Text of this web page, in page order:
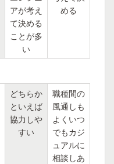
アが考え
て決める
ことが多
い
める
どちらか
といえば
協力しや
すい
職種間の
風通しも
よくいつ
でもカジ
ュアルに
相談しあ